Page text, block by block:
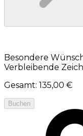
Besondere
Verbleibende
Gesamt: 135,00 €
Buchen